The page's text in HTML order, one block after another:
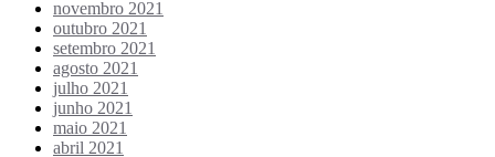
novembro 2021
outubro 2021
setembro 2021
agosto 2021
julho 2021
junho 2021
maio 2021
abril 2021